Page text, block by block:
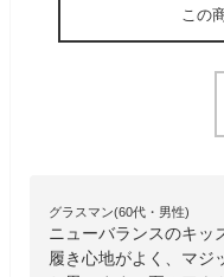
この
グラスマン(60代・男性)
ニューバランスのキッ
履き心地がよく、マジ